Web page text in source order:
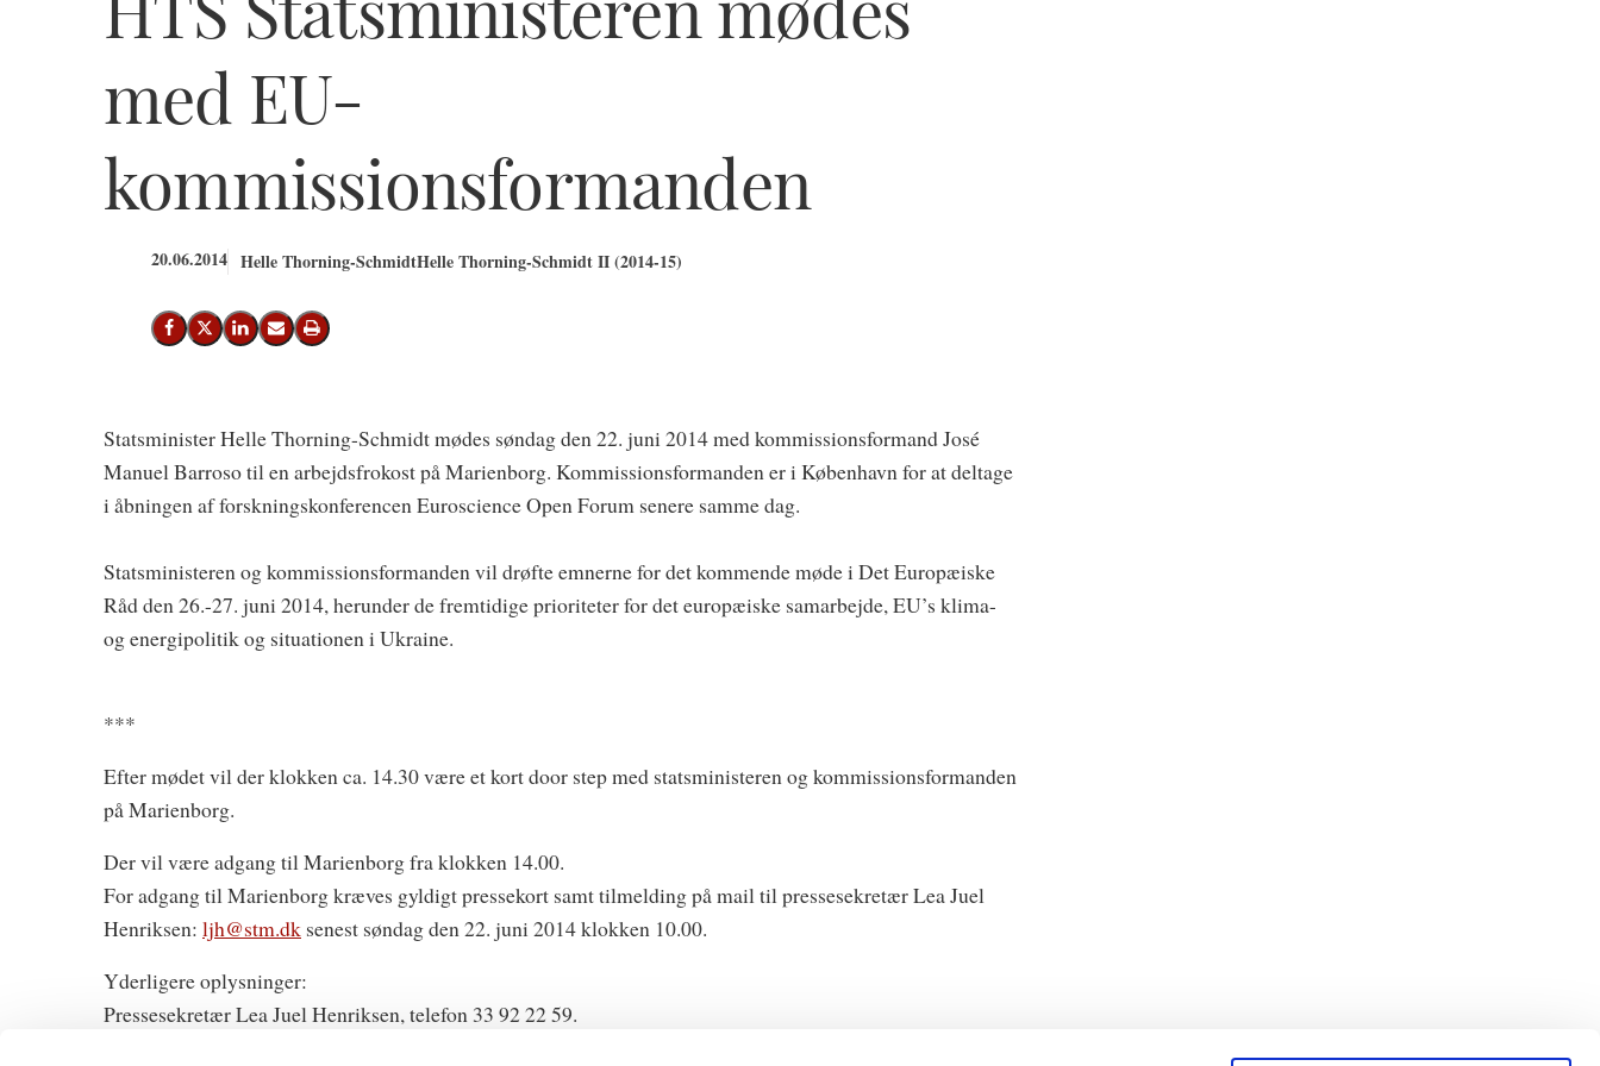
med EU-
kommissionsformanden
20.06.2014 Helle Thorning-SchmidtHelle Thorning-Schmidt II (2014-15)
Del på Facebook
Del på X (Twitter)
Del på LinkedIn
Send email
Print
Statsminister Helle Thorning-Schmidt mødes søndag den 22. juni 2014 med kommissionsformand José
Manuel Barroso til en arbejdsfrokost på Marienborg. Kommissionsformanden er i København for at deltage
i åbningen af forskningskonferencen Euroscience Open Forum senere samme dag.
Statsministeren og kommissionsformanden vil drøfte emnerne for det kommende møde i Det Europæiske
Råd den 26.-27. juni 2014, herunder de fremtidige prioriteter for det europæiske samarbejde, EU’s klima-
og energipolitik og situationen i Ukraine.
***
Efter mødet vil der klokken ca. 14.30 være et kort door step med statsministeren og kommissionsformanden
på Marienborg.
Der vil være adgang til Marienborg fra klokken 14.00.
For adgang til Marienborg kræves gyldigt pressekort samt tilmelding på mail til pressesekretær Lea Juel
Henriksen: ljh@stm.dk senest søndag den 22. juni 2014 klokken 10.00.
Yderligere oplysninger:
Pressesekretær Lea Juel Henriksen, telefon 33 92 22 59.